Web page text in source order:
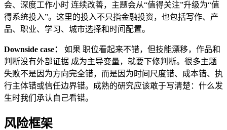
会、深度工作小时 连续改善，主题会从“值得关注”升级为“值
得系统投入”。这里的投入不只指金融投资，也包括写作、产
品、职业、学习、城市选择和时间配置。
Downside case：
如果 职位看起来不错，但技能漂移，作品和
判断没有外部证据 成为主导变量，就要下修判断。很多主题
失败不是因为方向完全错，而是因为时间尺度错、成本错、执
行主体错或信任边界错。成熟的研究应该敢于写清楚：什么发
生时我们承认自己看错。
风险框架